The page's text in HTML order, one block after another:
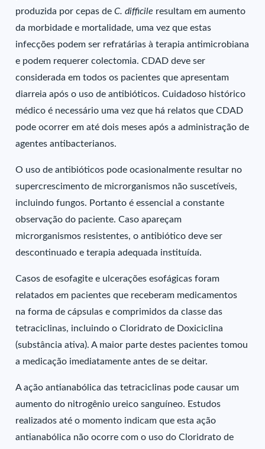
produzida por cepas de C. difficile resultam em aumento
da morbidade e mortalidade, uma vez que estas
infecções podem ser refratárias à terapia antimicrobiana
e podem requerer colectomia. CDAD deve ser
considerada em todos os pacientes que apresentam
diarreia após o uso de antibióticos. Cuidadoso histórico
médico é necessário uma vez que há relatos que CDAD
pode ocorrer em até dois meses após a administração de
agentes antibacterianos.
O uso de antibióticos pode ocasionalmente resultar no
supercrescimento de microrganismos não suscetíveis,
incluindo fungos. Portanto é essencial a constante
observação do paciente. Caso apareçam
microrganismos resistentes, o antibiótico deve ser
descontinuado e terapia adequada instituída.
Casos de esofagite e ulcerações esofágicas foram
relatados em pacientes que receberam medicamentos
na forma de cápsulas e comprimidos da classe das
tetraciclinas, incluindo o Cloridrato de Doxiciclina
(substância ativa). A maior parte destes pacientes tomou
a medicação imediatamente antes de se deitar.
A ação antianabólica das tetraciclinas pode causar um
aumento do nitrogênio ureico sanguíneo. Estudos
realizados até o momento indicam que esta ação
antianabólica não ocorre com o uso do Cloridrato de